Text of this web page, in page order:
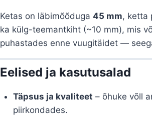
Ketas on läbimõõduga45 mm, ketta
ka külg-teemantkiht (~10 mm), mis
puhastades enne vuugitäidet —
Eelised ja kasutusalad
Täpsus ja kvaliteet – õhuke võll
piirkondades.